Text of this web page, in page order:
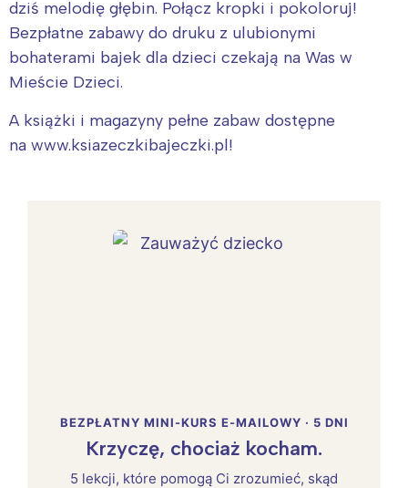
dziś melodię głębin. Połącz kropki i pokoloruj!
Bezpłatne zabawy do druku z ulubionymi
bohaterami bajek dla dzieci czekają na Was w
Mieście Dzieci.
A książki i magazyny pełne zabaw dostępne
na www.ksiazeczkibajeczki.pl!
BEZPŁATNY MINI-KURS E-MAILOWY · 5 DNI
Krzyczę, chociaż kocham.
5 lekcji, które pomogą Ci zrozumieć, skąd